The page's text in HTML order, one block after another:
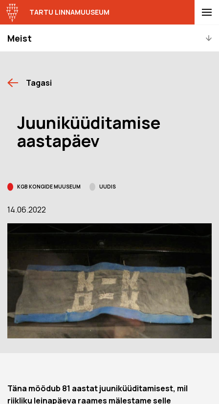
Meist
TARTU LINNAMUUSEUM
Tagasi
Juuniküüditamise
aastapäev
KGB KONGIDE MUUSEUM UUDIS
14.06.2022
Täna möödub 81 aastat juuniküüditamisest, mil
riikliku leinapäeva raames mälestame selle